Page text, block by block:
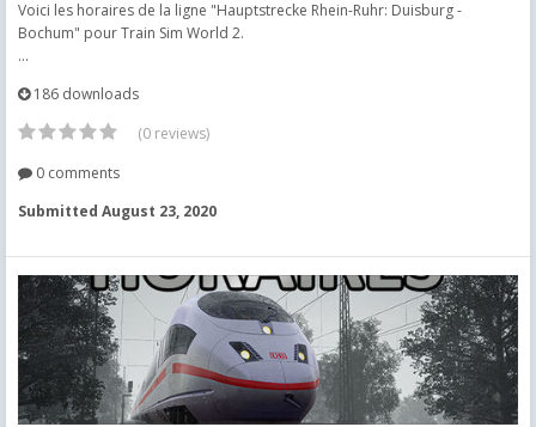
Voici les horaires de la ligne "Hauptstrecke Rhein-Ruhr: Duisburg -
Bochum" pour Train Sim World 2.
...
186 downloads
(0 reviews)
0 comments
Submitted August 23, 2020